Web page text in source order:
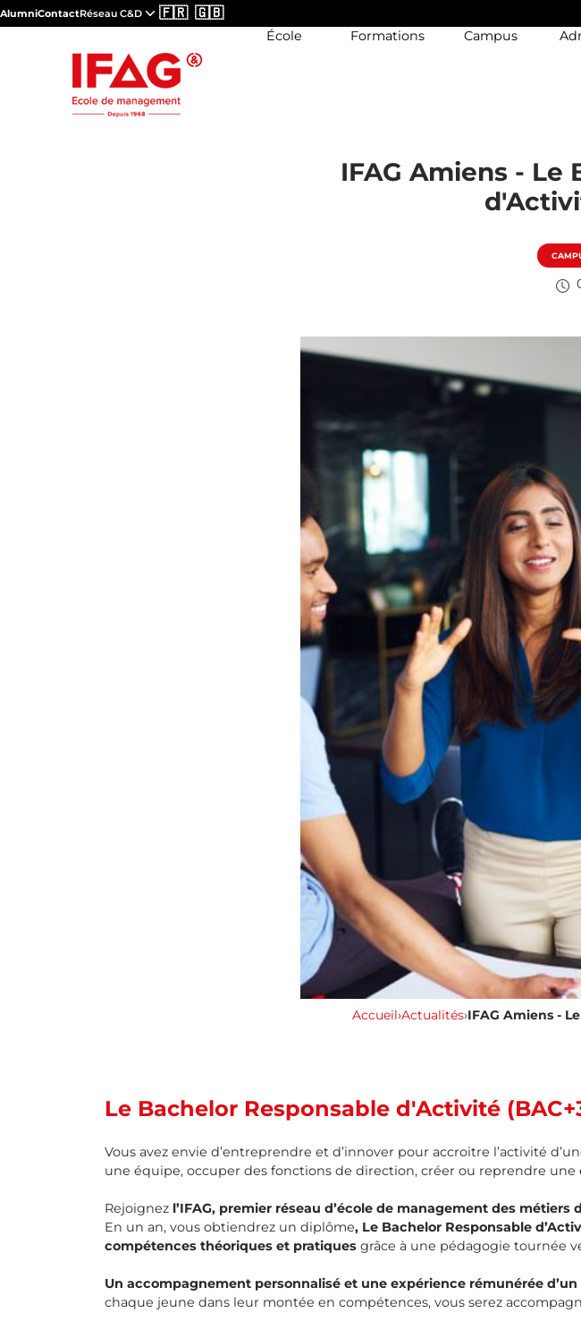
AlumniContactRéseau C&D 🇫🇷 🇬🇧
École Formations Campus
IFAG Amiens - Le
Accueil›Actualités›IFAG Amiens -
Le Bachelor Responsable d'Activité
Vous avez envie d’entreprendre et d’innover pour accroitre l’activité
une équipe, occuper des fonctions de direction, créer ou reprendre une
Rejoignez l’IFAG, premier réseau d’école de management des
En un an, vous obtiendrez un diplôme, Le Bachelor Responsable
compétences théoriques et pratiques grâce à une pédagogie tournée
Un accompagnement personnalisé et une expérience rémunérée
chaque jeune dans leur montée en compétences, vous serez